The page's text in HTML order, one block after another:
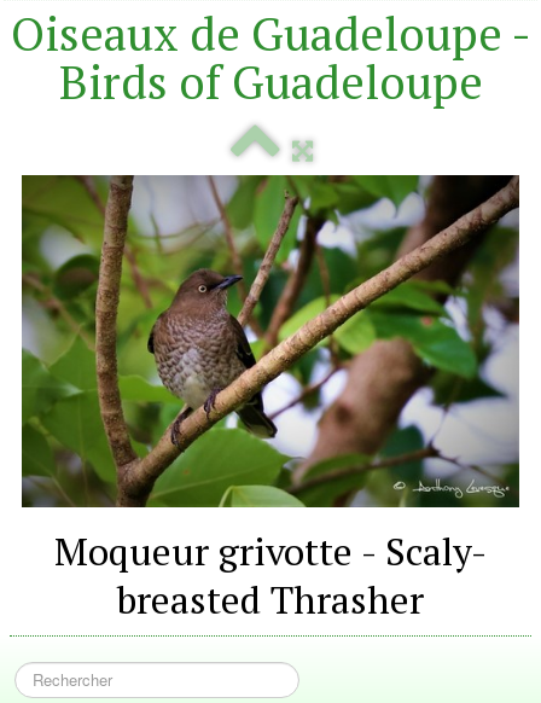
Oiseaux de Guadeloupe -
Birds of Guadeloupe
Moqueur grivotte - Scaly-
breasted Thrasher